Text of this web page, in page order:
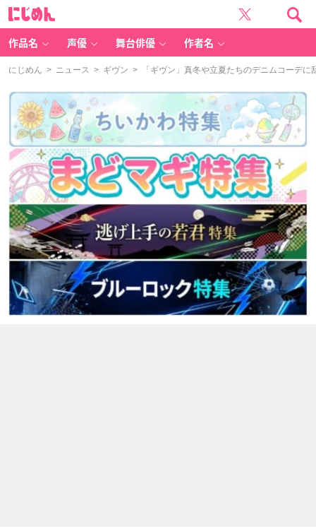
作品名 声優 舞台俳優 作者名
にじめん > ニュース > ギヴン > 「ギヴン」真冬や立夏たちのデニムコーデに